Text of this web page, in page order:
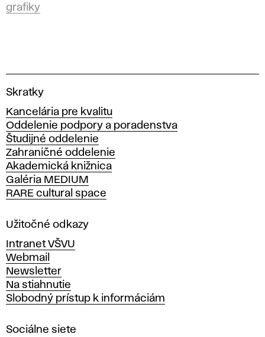
grafiky
V
s
o
k
á
š
k
o
a
ý
t
v
a
r
ý
Skratky
Kancelária pre kvalitu
Oddelenie podpory a poradenstva
Študijné oddelenie
Zahraničné oddelenie
Akademická knižnica
Galéria MEDIUM
RARE cultural space
Užitočné odkazy
Intranet VŠVU
Webmail
Newsletter
Na stiahnutie
Slobodný prístup k informáciám
Sociálne siete